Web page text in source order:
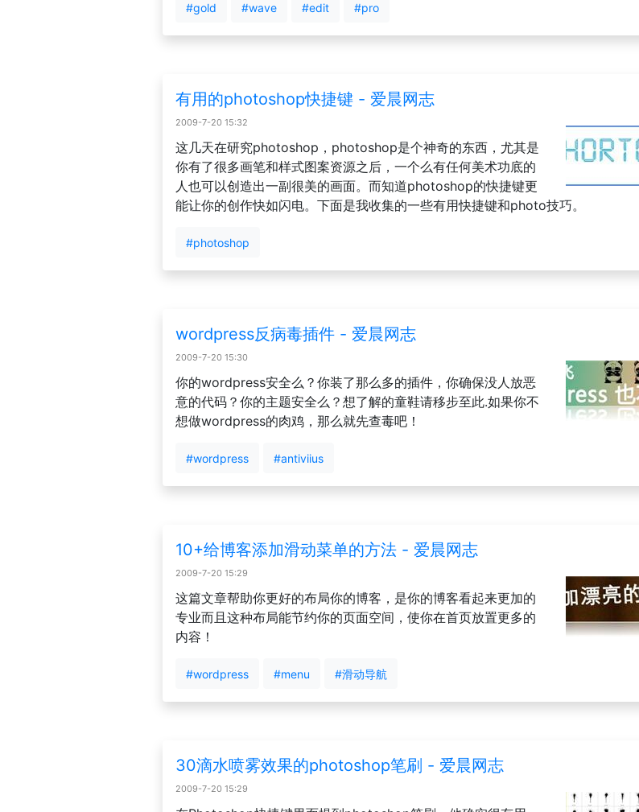
#gold #wave #edit #pro
有用的photoshop快捷键 - 爱晨网志
2009-7-20 15:32
这几天在研究photoshop，photoshop是个神奇的东西，尤其是
你有了很多画笔和样式图案资源之后，一个么有任何美术功底的
人也可以创造出一副很美的画面。而知道photoshop的快捷键更
能让你的创作快如闪电。下面是我收集的一些有用快捷键和photo技巧。
#photoshop
wordpress反病毒插件 - 爱晨网志
2009-7-20 15:30
你的wordpress安全么？你装了那么多的插件，你确保没人放恶
意的代码？你的主题安全么？想了解的童鞋请移步至此.如果你不
想做wordpress的肉鸡，那么就先查毒吧！
#wordpress #antiviius
10+给博客添加滑动菜单的方法 - 爱晨网志
2009-7-20 15:29
这篇文章帮助你更好的布局你的博客，是你的博客看起来更加的
专业而且这种布局能节约你的页面空间，使你在首页放置更多的
内容！
#wordpress #menu #滑动导航
30滴水喷雾效果的photoshop笔刷 - 爱晨网志
2009-7-20 15:29